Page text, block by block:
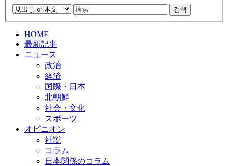
검색
HOME
最新記事
ニュース
政治
経済
国際・日本
北朝鮮
社会・文化
スポーツ
オピニオン
社説
コラム
日本関係のコラム